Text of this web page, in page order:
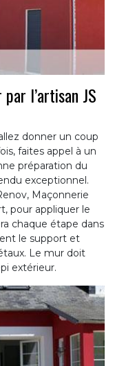
l’artisan JS
donner un coup
faites appel à un
préparation du
exceptionnel.
Maçonnerie
pour appliquer le
chaque étape dans
le support et
Le mur doit
extérieur.